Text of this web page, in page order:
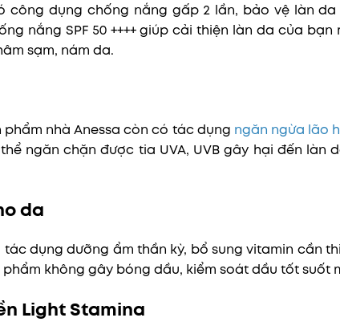
công dụng chống nắng gấp 2 lần, bảo vệ làn
nắng SPF 50 ++++ giúp cải thiện làn da của
sạm, nám da.
nhà Anessa còn có tác dụng ngăn ngừa lão
ngăn chặn được tia UVA, UVB gây hại đến làn
da
tác dụng dưỡng ẩm thần kỳ, bổ sung vitamin cần
không gây bóng dầu, kiểm soát dầu tốt suốt
Light Stamina